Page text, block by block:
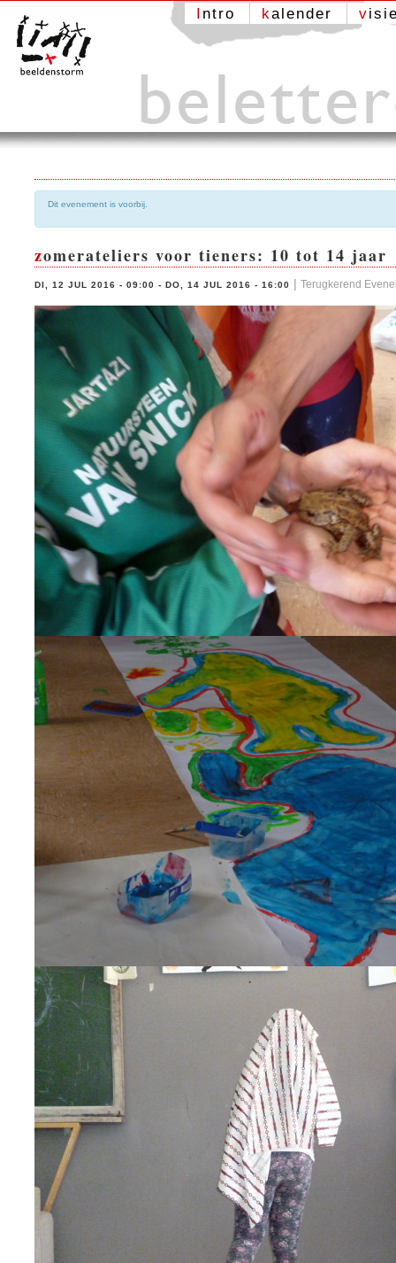
Intro kalender
Dit evenement is voorbij.
zomerateliers voor tieners: 10 tot 14 jaar
DI, 12 JUL 2016 - 09:00 - DO, 14 JUL 2016 - 16:00 | Terugkerend